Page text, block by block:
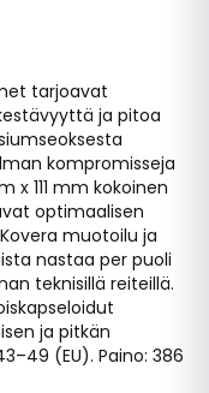
tarjoavat
ja pitoa
kompromisseja
x 111 mm kokoinen
optimaalisen
muotoilu ja
nastaa per puoli
teknisillä reiteillä.
ja pitkän
(EU). Paino: 386